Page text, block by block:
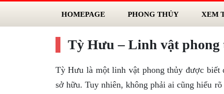
HOMEPAGE PHONG THỦY XEM
Tỳ Hưu – Linh vật phong
Tỳ Hưu là một linh vật phong thủy được biết
sở hữu. Tuy nhiên, không phải ai cũng hiểu